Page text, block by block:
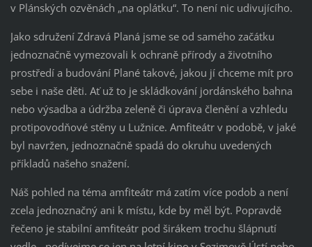
v Plánských ozvěnách „na oplátku“. To není nic udivujícího.
Jako sdružení Zdravá Planá jsme se od samého začátku
jednoznačně vymezovali k ochraně přírody a životního
prostředí a budování Plané takové, jakou jí chceme mít pro
sebe i naše děti. Ať už to je skládkování jordánského bahna
nebo výsadba a údržba zeleně či úprava členění a vzhledu
protipovodňové stěny u Lužnice. Amfiteátr v podobě, v jaké
byl navržen, jednoznačně spadá do okruhu uvedených
příkladů našeho snažení.
Náš pohled na téma amfiteátr má zatím více podob a není
zcela jednoznačný ani k místu, kde by měl být. Popravdě
řečeno je stabilní amfiteátr pod širákem trochu šlápnutí